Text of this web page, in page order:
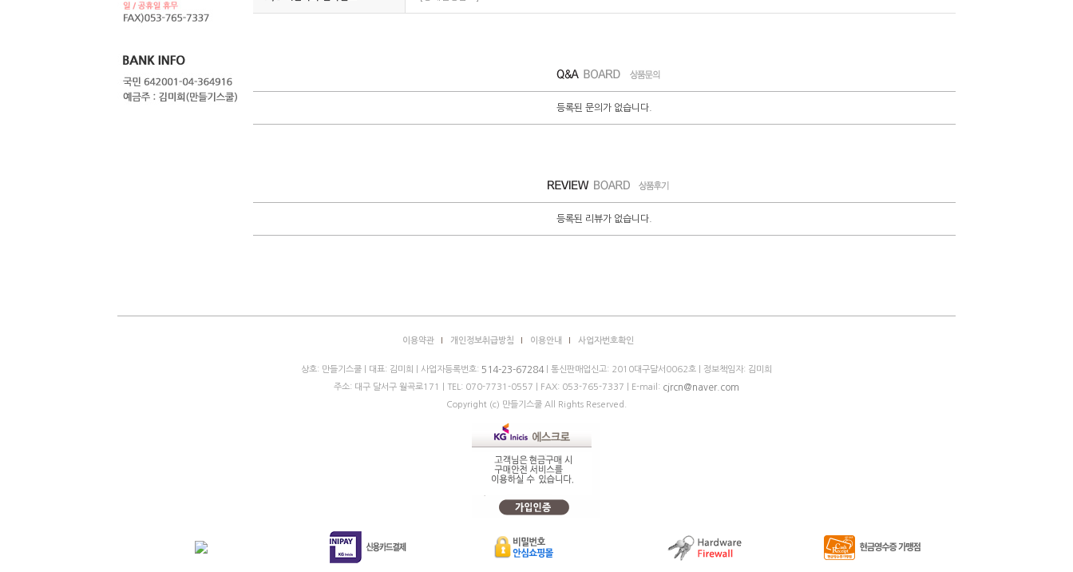
등록된 문의가 없습니다.
등록된 리뷰가 없습니다.
이용약관 개인정보취급방침 이용안내 사업자번호확인
상호: 만들기스쿨 | 대표: 김미희 | 사업자등록번호: 514-23-67284| 통신판매업신고: 2010대구달서0062호 | 정보책임자: 김미희
주소: 대구 달서구 월곡로171 | TEL: 070-7731-0557 | FAX: 053-765-7337 | E-mail: cjrcn@naver.com
Copyright (c) 만들기스쿨 All Rights Reserved.